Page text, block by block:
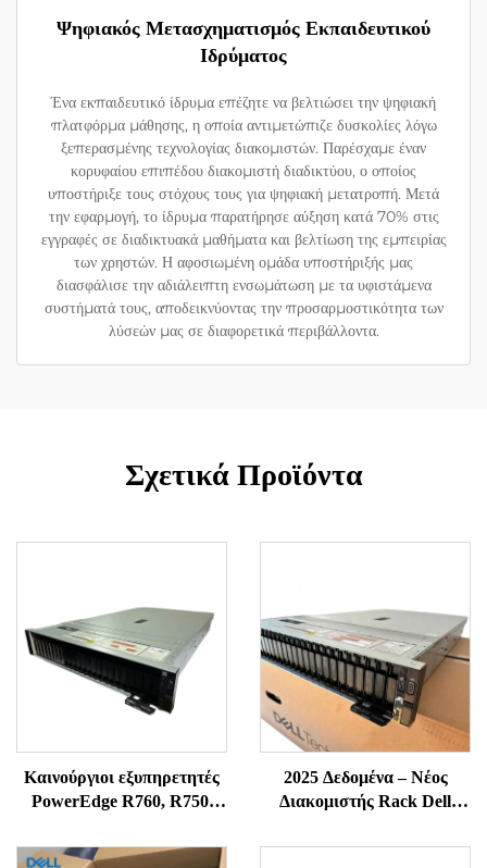
Ψηφιακός Μετασχηματισμός Εκπαιδευτικού
Ιδρύματος
Ένα εκπαιδευτικό ίδρυμα επέζητε να βελτιώσει την ψηφιακή
πλατφόρμα μάθησης, η οποία αντιμετώπιζε δυσκολίες λόγω
ξεπερασμένης τεχνολογίας διακομιστών. Παρέσχαμε έναν
κορυφαίου επιπέδου διακομιστή διαδικτύου, ο οποίος
υποστήριξε τους στόχους τους για ψηφιακή μετατροπή. Μετά
την εφαρμογή, το ίδρυμα παρατήρησε αύξηση κατά 70% στις
εγγραφές σε διαδικτυακά μαθήματα και βελτίωση της εμπειρίας
των χρηστών. Η αφοσιωμένη ομάδα υποστήριξής μας
διασφάλισε την αδιάλειπτη ενσωμάτωση με τα υφιστάμενα
συστήματά τους, αποδεικνύοντας την προσαρμοστικότητα των
λύσεών μας σε διαφορετικά περιβάλλοντα.
Σχετικά Προϊόντα
Καινούργιοι εξυπηρετητές
PowerEdge R760, R750,
R7525 από το Shenzhen –
2025 Δεδομένα – Νέος
Διακομιστής Rack Dell